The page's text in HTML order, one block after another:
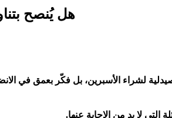
هل يُنصح
لشراء الأسبرين، بل فكّر بعمق في
لا بد من الإجابة عنها.